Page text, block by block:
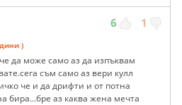
6 1
)
да може само аз да изпъквам
съм само аз вери кулл
че и да дрифти и от потна
бира...бре аз каква жена мечта